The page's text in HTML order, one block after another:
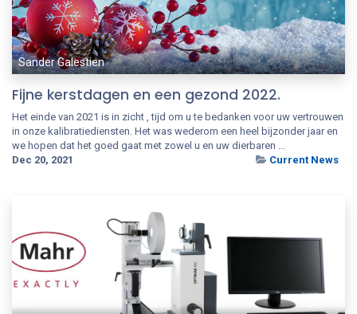
Sander Galestien
Fijne kerstdagen en een gezond 2022.
Het einde van 2021 is in zicht , tijd om u te bedanken voor uw vertrouwen
in onze kalibratiediensten. Het was wederom een heel bijzonder jaar en
we hopen dat het goed gaat met zowel u en uw dierbaren ...
Dec 20, 2021
Current News